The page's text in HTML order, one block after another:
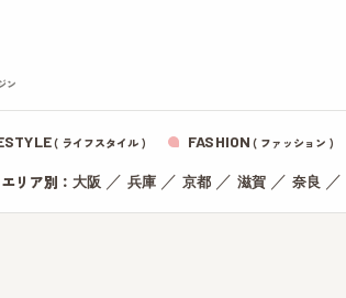
ン
( ライフスタイル ) FASHION ( ファッション )
エリア別： 大阪 ／ 兵庫／ 京都／ 滋賀／ 奈良 ／